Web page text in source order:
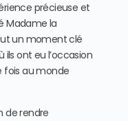
précieuse et
Madame la
un moment clé
ils ont eu l’occasion
fois au monde
de rendre